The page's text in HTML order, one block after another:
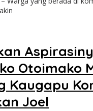
Otoimako
Kaugapu
Joel